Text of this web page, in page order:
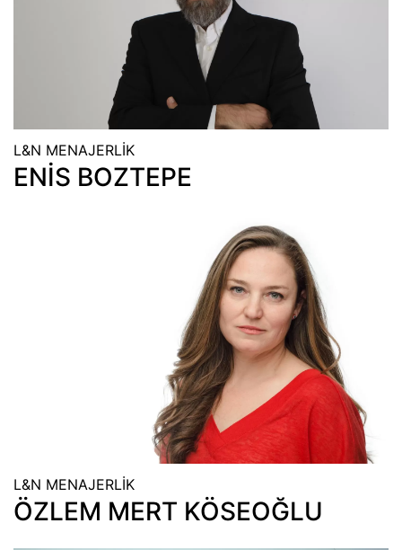
L&N MENAJERLİK
ENİS BOZTEPE
L&N MENAJERLİK
ÖZLEM MERT KÖSEOĞLU